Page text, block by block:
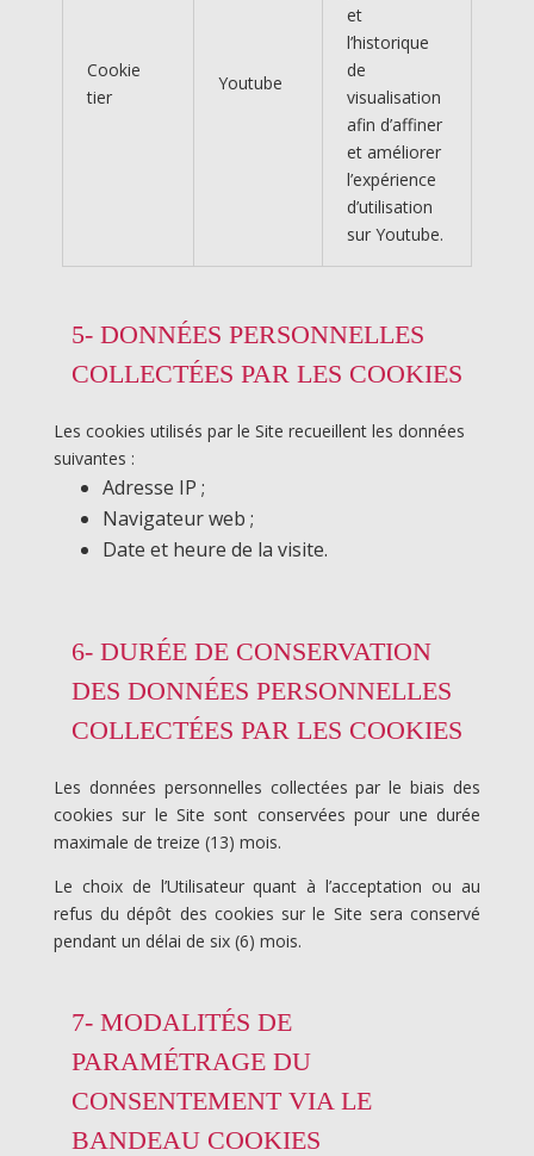
Cookie
tier
Youtube
et
l’historique
de
visualisation
afin d’affiner
et améliorer
l’expérience
d’utilisation
sur Youtube.
5- DONNÉES PERSONNELLES
COLLECTÉES PAR LES COOKIES
Les cookies utilisés par le Site recueillent les données
suivantes :
Adresse IP ;
Navigateur web ;
Date et heure de la visite.
6- DURÉE DE CONSERVATION
DES DONNÉES PERSONNELLES
COLLECTÉES PAR LES COOKIES
Les données personnelles collectées par le biais des
cookies sur le Site sont conservées pour une durée
maximale de treize (13) mois.
Le choix de l’Utilisateur quant à l’acceptation ou au
refus du dépôt des cookies sur le Site sera conservé
pendant un délai de six (6) mois.
7- MODALITÉS DE
PARAMÉTRAGE DU
CONSENTEMENT VIA LE
BANDEAU COOKIES